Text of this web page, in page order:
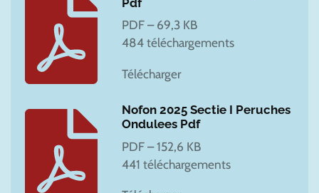
PDF – 69,3 KB
484 téléchargements
Télécharger
Nofon 2025 Sectie I Peruches
Ondulees Pdf
PDF – 152,6 KB
441 téléchargements